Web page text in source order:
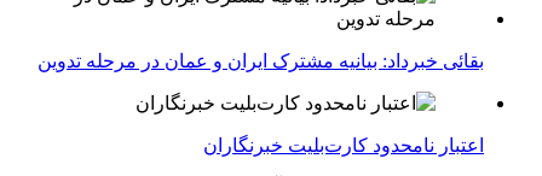
بقائی خبرداد: بیانیه مشترک ایران و عمان در مرحله تدوین
اعتبار نامحدود کارت‌بلیت خبرنگاران